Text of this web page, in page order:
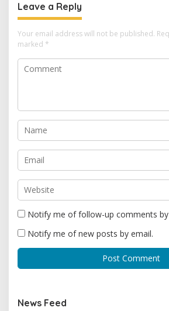
Leave a Reply
Your email address will not be published.
marked *
Notify me of follow-up comments by
Notify me of new posts by email.
News Feed